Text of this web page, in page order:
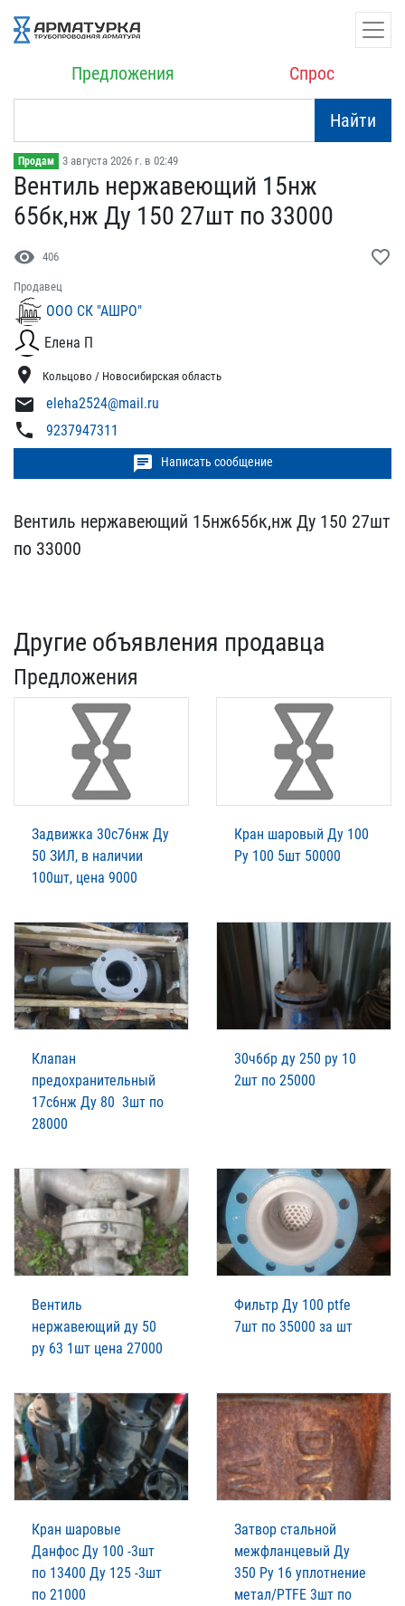
Предложения Спрос
Найти
Продам 3 августа 2026 г. в 02:49
Вентиль нержавеющий 15нж​
65бк,нж Ду 150 27шт по 3​3000
visibility 406 favorite_border
Продавец
ООО СК "АШРО"
Елена П
location_on Кольцово / Новосибирская область
mail eleha2524@mail.ru
phone 9237947311
chat Написать сообщение
Вентиль нержавеющий 15нж​65бк,нж Ду 150 27шт
по 3​3000
Другие объявления продавца
Предложения
Задвижка 30с76нж Ду
50 ЗИЛ, в наличии
100шт, цена 9000
Кран шаровый Ду 100
Ру 100 5шт 50000
Клапан
предохранительный
17с6нж Ду 80 3шт по
28000
30ч6бр ду 250 ру 10
2шт по 25000
Вентиль
нержавеющий ду 50
ру 63 1шт цена 27000
Фильтр Ду 100 ptfe
7шт по 35000 за шт
Кран шаровые
Данфос Ду 100 -3шт
по 13400 Ду 125 -3шт
по 21000
Затвор стальной
межфланцевый Ду
350 Ру 16 уплотнение
метал/PTFE 3шт по